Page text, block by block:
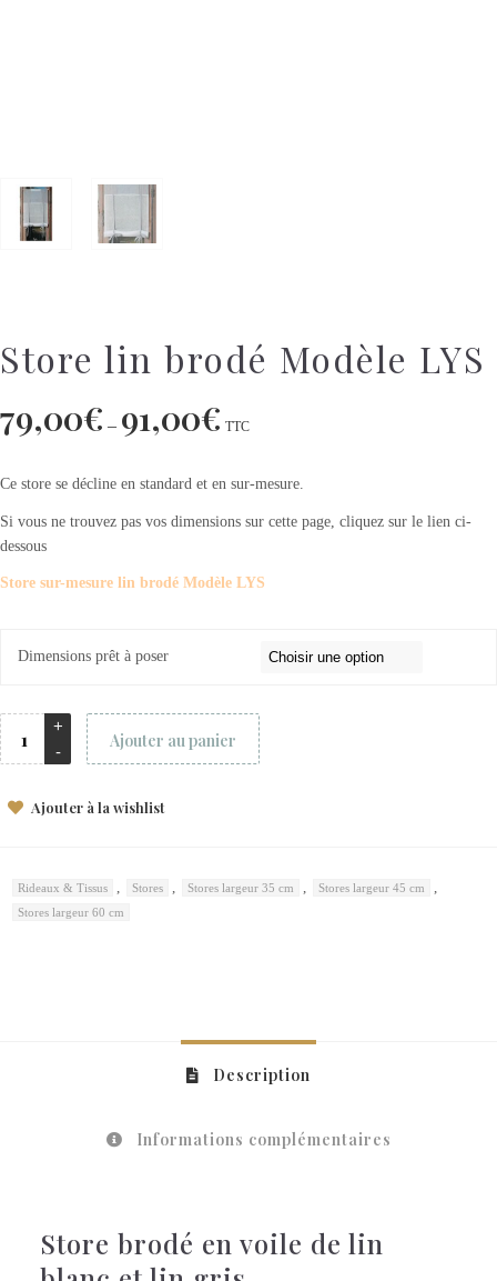
Store lin brodé Modèle LYS
79,00€ – 91,00€ TTC
Ce store se décline en standard et en sur-mesure.
Si vous ne trouvez pas vos dimensions sur cette page, cliquez sur le lien ci-
dessous
Store sur-mesure lin brodé Modèle LYS
Dimensions prêt à poser
Ajouter au panier
Ajouter à la wishlist
Rideaux & Tissus , Stores , Stores largeur 35 cm , Stores largeur 45 cm ,
Stores largeur 60 cm
Description
Informations complémentaires
Store brodé en voile de lin